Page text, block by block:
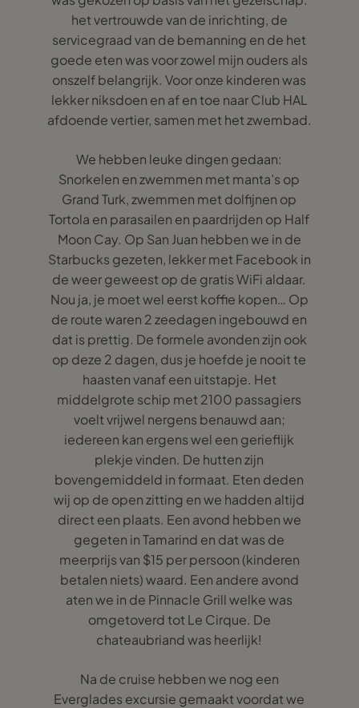
het vertrouwde van de inrichting, de
servicegraad van de bemanning en de het
goede eten was voor zowel mijn ouders als
onszelf belangrijk. Voor onze kinderen was
lekker niksdoen en af en toe naar Club HAL
afdoende vertier, samen met het zwembad.
We hebben leuke dingen gedaan:
Snorkelen en zwemmen met manta’s op
Grand Turk, zwemmen met dolfijnen op
Tortola en parasailen en paardrijden op Half
Moon Cay. Op San Juan hebben we in de
Starbucks gezeten, lekker met Facebook in
de weer geweest op de gratis WiFi aldaar.
Nou ja, je moet wel eerst koffie kopen… Op
de route waren 2 zeedagen ingebouwd en
dat is prettig. De formele avonden zijn ook
op deze 2 dagen, dus je hoefde je nooit te
haasten vanaf een uitstapje. Het
middelgrote schip met 2100 passagiers
voelt vrijwel nergens benauwd aan;
iedereen kan ergens wel een gerieflijk
plekje vinden. De hutten zijn
bovengemiddeld in formaat. Eten deden
wij op de open zitting en we hadden altijd
direct een plaats. Een avond hebben we
gegeten in Tamarind en dat was de
meerprijs van $15 per persoon (kinderen
betalen niets) waard. Een andere avond
aten we in de Pinnacle Grill welke was
omgetoverd tot Le Cirque. De
chateaubriand was heerlijk!
Na de cruise hebben we nog een
Everglades excursie gemaakt voordat we